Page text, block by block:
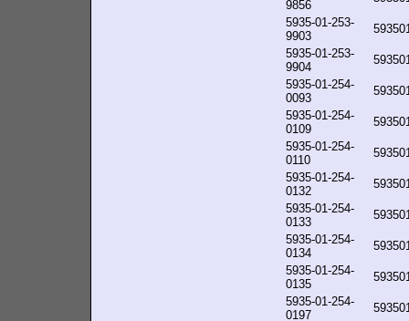
9856
5935-01-253-
9903
5935-01-253-
9904
5935-01-254-
0093
5935-01-254-
0109
5935-01-254-
0110
5935-01-254-
0132
5935-01-254-
0133
5935-01-254-
0134
5935-01-254-
0135
5935-01-254-
0197